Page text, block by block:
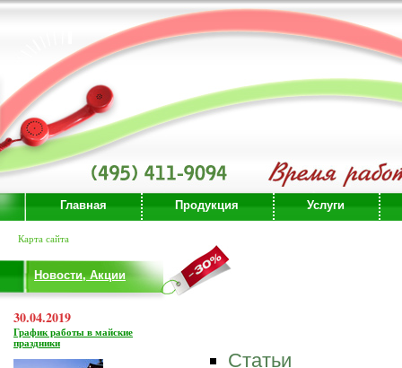
Главная Продукция Услуги
Карта сайта
Новости, Акции
30.04.2019
График работы в майские
праздники
Статьи